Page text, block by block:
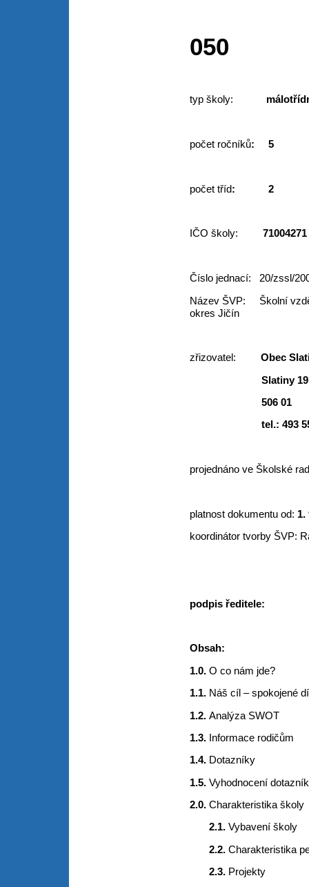
050
typ školy:
počet ročníků:
počet tříd: 2
IČO školy: 71004271
Číslo jednací: 20/zssl/
Název ŠVP: Školní
okres Jičín
zřizovatel: Obec
Slatiny 19
506 01
tel.: 493 555
projednáno ve Školské
platnost dokumentu od: 1.
koordinátor tvorby ŠVP:
podpis
Obsah:
1.0. O co nám jde?
1.1. Náš cíl – spokojené
1.2. Analýza SWOT
1.3. Informace rodičům
1.4. Dotazníky
1.5. Vyhodnocení
2.0. Charakteristika školy
2.1. Vybavení školy
2.2. Charakteristika
2.3. Projekty